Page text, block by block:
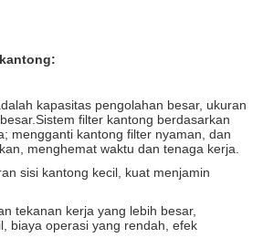
kapasitas pengolahan besar, ukuran
Sistem filter kantong berdasarkan
mengganti kantong filter nyaman, dan
menghemat waktu dan tenaga kerja.
sisi kantong kecil, kuat menjamin
tekanan kerja yang lebih besar,
biaya operasi yang rendah, efek